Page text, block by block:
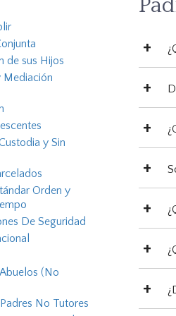
de sus Hijos
Mediación
y Sin
Orden y
De Seguridad
(No
No Tutores